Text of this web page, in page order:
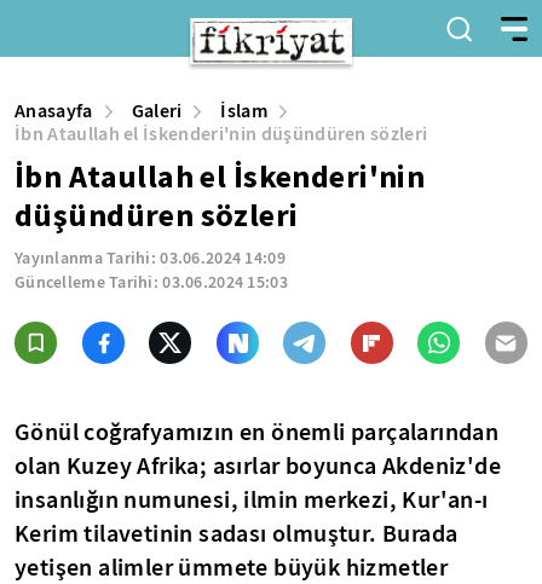
Anasayfa Galeri
İslam
İbn Ataullah el İskenderi'nin düşündüren sözleri
İbn Ataullah el İskenderi'nin
düşündüren sözleri
Yayınlanma Tarihi:03.06.2024 14:09
Güncelleme Tarihi:03.06.2024 15:03
Gönül coğrafyamızın en önemli parçalarından
olan Kuzey Afrika; asırlar boyunca Akdeniz'de
insanlığın numunesi, ilmin merkezi, Kur'an-ı
Kerim tilavetinin sadası olmuştur. Burada
yetişen alimler ümmete büyük hizmetler